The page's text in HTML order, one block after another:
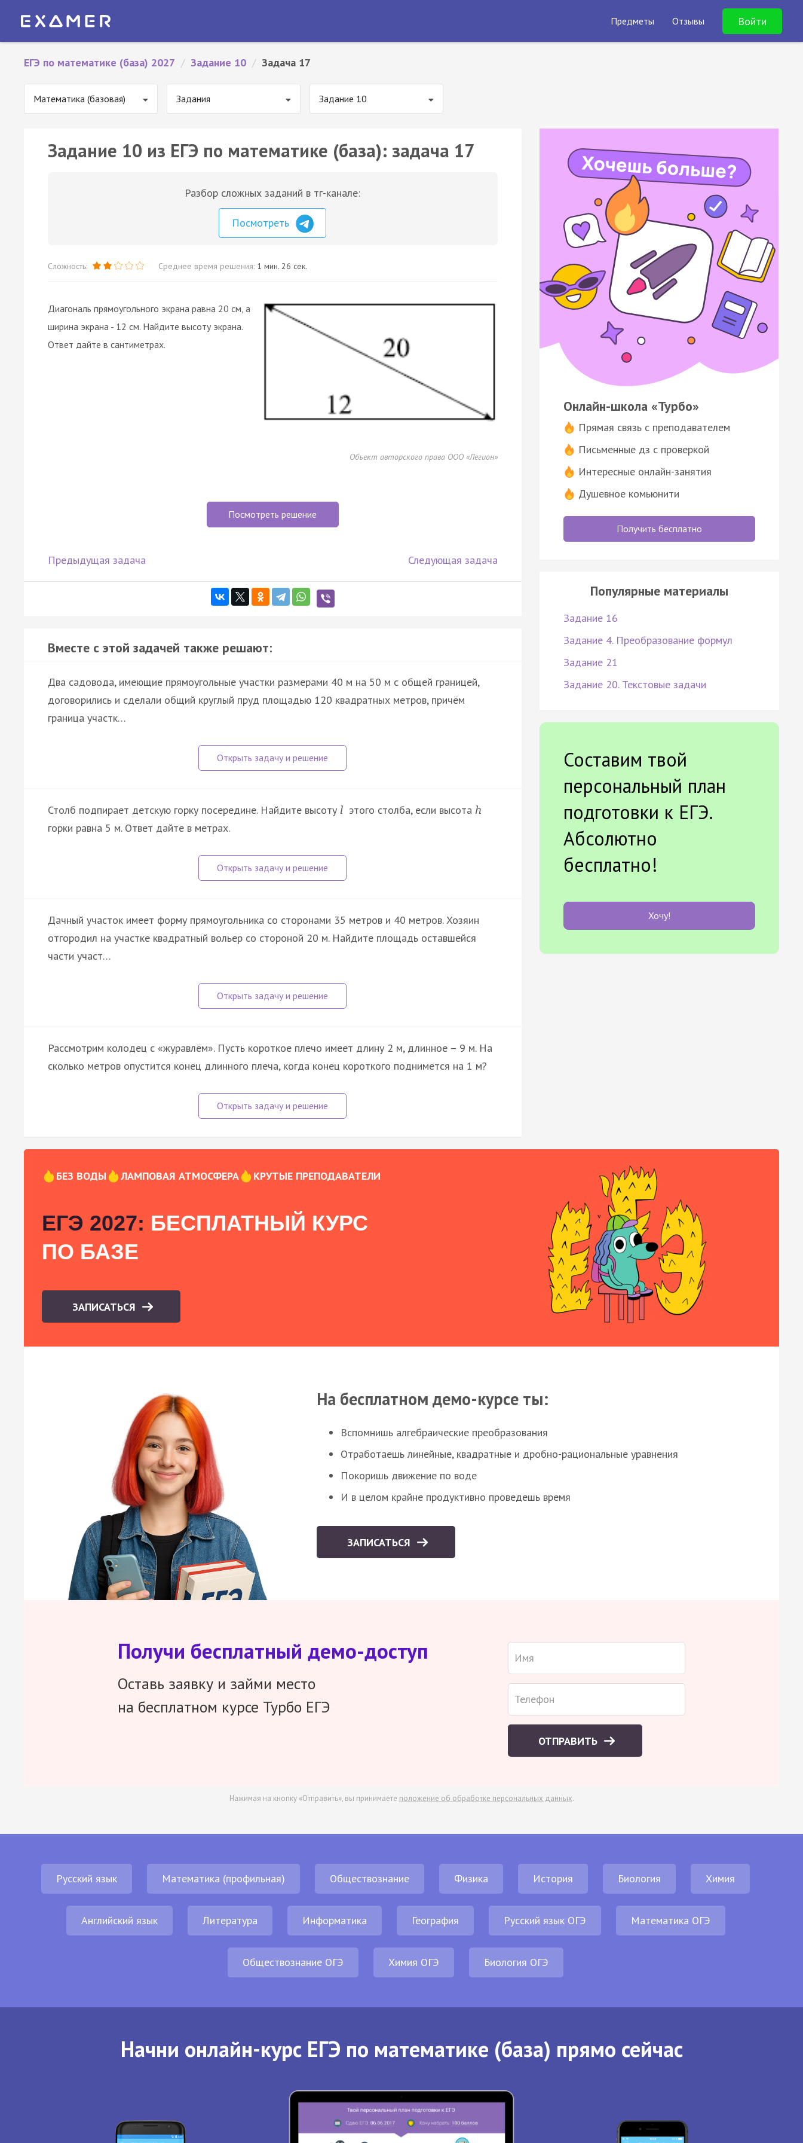
Предметы Отзывы Войти
ЕГЭ по математике (база) 2027 / Задание 10 / Задача 17
Математика (базовая) Задания Задание 10
Задание 10 из ЕГЭ по математике (база): задача 17
Разбор сложных заданий в тг-канале:
Посмотреть
Сложность: Среднее время решения: 1 мин. 26 сек.
Диагональ прямоугольного экрана равна 20 см, а
ширина экрана - 12 см. Найдите высоту экрана.
Ответ дайте в сантиметрах.
Объект авторского права ООО «Легион»
Посмотреть решение
Предыдущая задача Следующая задача
Вместе с этой задачей также решают:
Два садовода, имеющие прямоугольные участки размерами 40 м на 50 м с общей границей,
договорились и сделали общий круглый пруд площадью 120 квадратных метров, причём
граница участк…
Столб подпирает детскую горку посередине. Найдите высоту l этого столба, если высота h
горки равна 5 м. Ответ дайте в метрах.
Дачный участок имеет форму прямоугольника со сторонами 35 метров и 40 метров. Хозяин
отгородил на участке квадратный вольер со стороной 20 м. Найдите площадь оставшейся
части участ…
Рассмотрим колодец с «журавлём». Пусть короткое плечо имеет длину 2 м, длинное – 9 м. На
сколько метров опустится конец длинного плеча, когда конец короткого поднимется на 1 м?
Онлайн-школа «Турбо»
Прямая связь с преподавателем
Письменные дз с проверкой
Интересные онлайн-занятия
Душевное комьюнити
Получить бесплатно
Популярные материалы
Задание 16
Задание 4. Преобразование формул
Задание 21
Задание 20. Текстовые задачи
Составим твой
персональный план
подготовки к ЕГЭ.
Абсолютно
бесплатно!
Хочу!
БЕЗ ВОДЫ ЛАМПОВАЯ АТМОСФЕРА КРУТЫЕ ПРЕПОДАВАТЕЛИ
ЕГЭ 2027: БЕСПЛАТНЫЙ КУРС
ПО БАЗЕ
ЗАПИСАТЬСЯ
На бесплатном демо-курсе ты:
Вспомнишь алгебраические преобразования
Отработаешь линейные, квадратные и дробно-рациональные уравнения
Покоришь движение по воде
И в целом крайне продуктивно проведешь время
ЗАПИСАТЬСЯ
Получи бесплатный демо-доступ
Оставь заявку и займи место
на бесплатном курсе Турбо ЕГЭ
ОТПРАВИТЬ
Нажимая на кнопку «Отправить», вы принимаете положение об обработке персональных данных.
Русский язык Математика (профильная) Обществознание Физика История Биология Химия
Английский язык Литература Информатика География Русский язык ОГЭ Математика ОГЭ
Обществознание ОГЭ Химия ОГЭ Биология ОГЭ
Начни онлайн-курс ЕГЭ по математике (база) прямо сейчас